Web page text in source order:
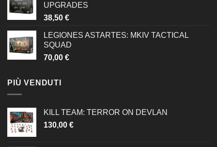
UPGRADES
38,50 €
LEGIONES ASTARTES: MKIV TACTICAL
SQUAD
70,00 €
PIÙ VENDUTI
KILL TEAM: TERROR ON DEVLAN
130,00 €